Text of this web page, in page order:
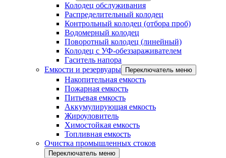
Колодец обслуживания
Распределительный колодец
Контрольный колодец (отбора проб)
Водомерный колодец
Поворотный колодец (линейный)
Колодец с УФ-обеззараживателем
Гаситель напора
Емкости и резервуары
Переключатель меню
Накопительная емкость
Пожарная емкость
Питьевая емкость
Аккумулирующая емкость
Жироуловитель
Химостойкая емкость
Топливная емкость
Очистка промышленных стоков
Переключатель меню